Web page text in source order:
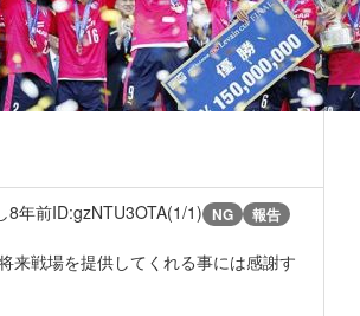
8年前ID:gzNTU3OTA(1/1) NG 報告
来戦場を提供してくれる事には感謝す